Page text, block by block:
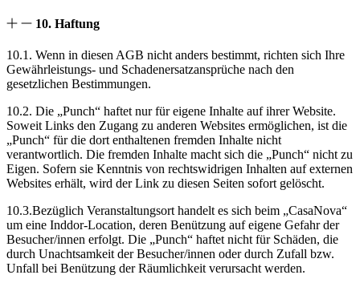
10. Haftung
10.1. Wenn in diesen AGB nicht anders bestimmt, richten sich Ihre
Gewährleistungs- und Schadenersatzansprüche nach den
gesetzlichen Bestimmungen.
10.2. Die „Punch“ haftet nur für eigene Inhalte auf ihrer Website.
Soweit Links den Zugang zu anderen Websites ermöglichen, ist die
„Punch“ für die dort enthaltenen fremden Inhalte nicht
verantwortlich. Die fremden Inhalte macht sich die „Punch“ nicht zu
Eigen. Sofern sie Kenntnis von rechtswidrigen Inhalten auf externen
Websites erhält, wird der Link zu diesen Seiten sofort gelöscht.
10.3.Bezüglich Veranstaltungsort handelt es sich beim „CasaNova“
um eine Inddor-Location, deren Benützung auf eigene Gefahr der
Besucher/innen erfolgt. Die „Punch“ haftet nicht für Schäden, die
durch Unachtsamkeit der Besucher/innen oder durch Zufall bzw.
Unfall bei Benützung der Räumlichkeit verursacht werden.